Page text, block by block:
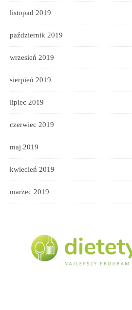
listopad 2019
październik 2019
wrzesień 2019
sierpień 2019
lipiec 2019
czerwiec 2019
maj 2019
kwiecień 2019
marzec 2019